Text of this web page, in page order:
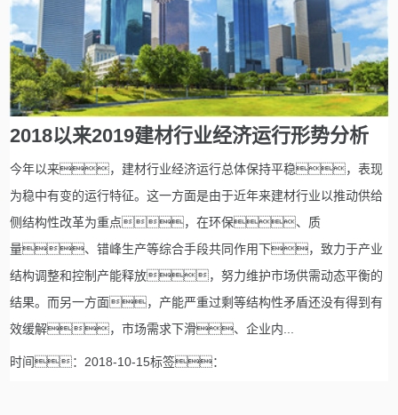
2018以来2019建材行业经济运行形势分析
今年以来，建材行业经济运行总体保持平稳，表现
为稳中有变的运行特征。这一方面是由于近年来建材行业以推动供给
侧结构性改革为重点，在环保、质
量、错峰生产等综合手段共同作用下，致力于产业
结构调整和控制产能释放，努力维护市场供需动态平衡的
结果。而另一方面，产能严重过剩等结构性矛盾还没有得到有
效缓解，市场需求下滑、企业内...
时间：2018-10-15标签：